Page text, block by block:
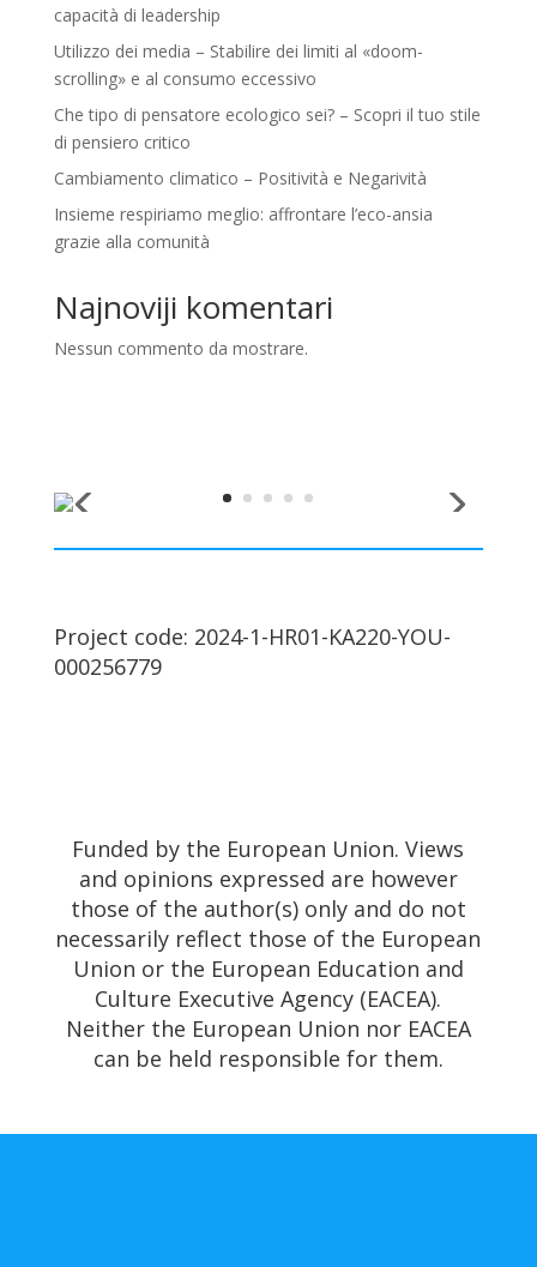
capacità di leadership
Utilizzo dei media – Stabilire dei limiti al «doom-
scrolling» e al consumo eccessivo
Che tipo di pensatore ecologico sei? – Scopri il tuo stile
di pensiero critico
Cambiamento climatico – Positività e Negarività
Insieme respiriamo meglio: affrontare l’eco-ansia
grazie alla comunità
Najnoviji komentari
Nessun commento da mostrare.
Project code: 2024-1-HR01-KA220-YOU-
000256779
Funded by the European Union. Views
and opinions expressed are however
those of the author(s) only and do not
necessarily reflect those of the European
Union or the European Education and
Culture Executive Agency (EACEA).
Neither the European Union nor EACEA
can be held responsible for them.